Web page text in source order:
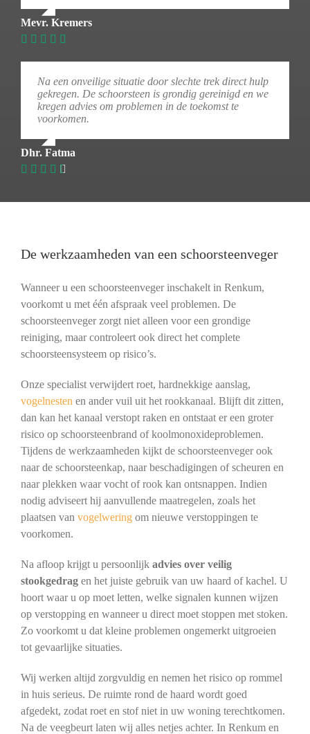
Mevr. Kremers
Na een onveilige situatie door slechte trek direct hulp
gekregen. De schoorsteen is grondig gereinigd en we
kregen advies om problemen in de toekomst te
voorkomen.
Dhr. Fatma
De werkzaamheden van een schoorsteenveger
Wanneer u een schoorsteenveger inschakelt in Renkum,
voorkomt u met één afspraak veel problemen. De
schoorsteenveger zorgt niet alleen voor een grondige
reiniging, maar controleert ook direct het complete
schoorsteensysteem op risico’s.
Onze specialist verwijdert roet, hardnekkige aanslag,
vogelnesten en ander vuil uit het rookkanaal. Blijft dit zitten,
dan kan het kanaal verstopt raken en ontstaat er een groter
risico op schoorsteenbrand of koolmonoxideproblemen.
Tijdens de werkzaamheden kijkt de schoorsteenveger ook
naar de schoorsteenkap, naar beschadigingen of scheuren en
naar plekken waar vocht of rook kan ontsnappen. Indien
nodig adviseert hij aanvullende maatregelen, zoals het
plaatsen van vogelweringom nieuwe verstoppingen te
voorkomen.
Na afloop krijgt u persoonlijk advies over veilig
stookgedragen het juiste gebruik van uw haard of kachel. U
hoort waar u op moet letten, welke signalen kunnen wijzen
op verstopping en wanneer u direct moet stoppen met stoken.
Zo voorkomt u dat kleine problemen ongemerkt uitgroeien
tot gevaarlijke situaties.
Wij werken altijd zorgvuldig en nemen het risico op rommel
in huis serieus. De ruimte rond de haard wordt goed
afgedekt, zodat roet en stof niet in uw woning terechtkomen.
Na de veegbeurt laten wij alles netjes achter. In Renkum en